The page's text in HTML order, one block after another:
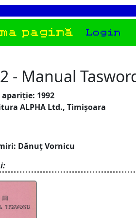
pagină Login
- Manual
apariție: 1992
ALPHA Ltd., Timișoara
Dănuț Vornicu